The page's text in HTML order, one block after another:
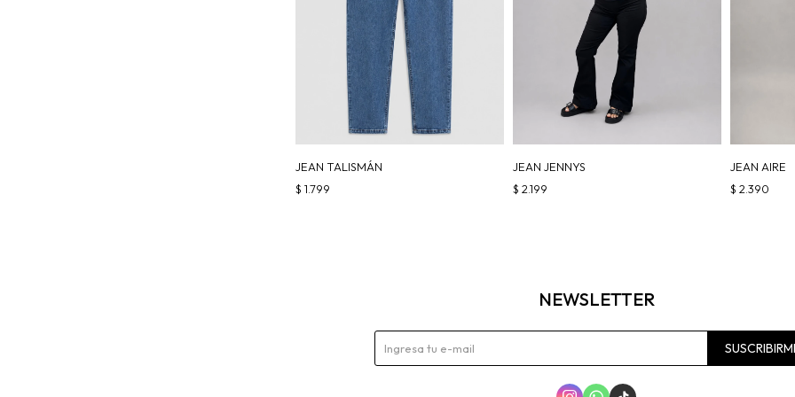
JEAN TALISMÁN
$ 1.799
JEAN JENNYS
$ 2.199
JEAN AIRE
$ 2.390
NEWSLETTER